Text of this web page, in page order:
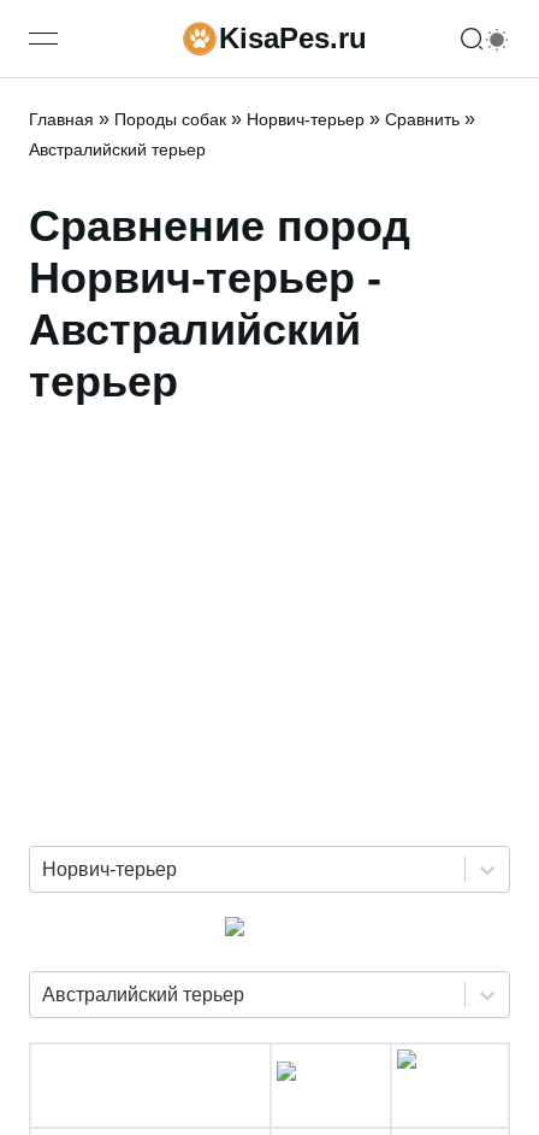
open navigation menuKisaPes.ru
Главная » Породы собак » Норвич-терьер » Сравнить »
Австралийский терьер
Сравнение пород
Норвич-терьер -
Австралийский
терьер
Норвич-терьер
Австралийский терьер